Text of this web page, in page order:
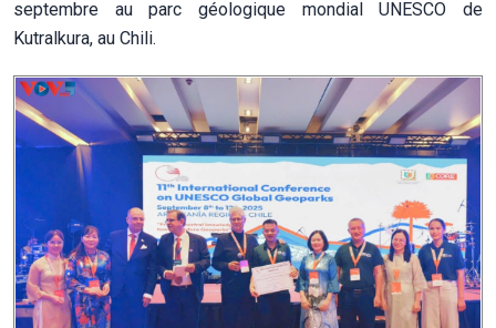
septembre au parc géologique mondial UNESCO de
Kutralkura, au Chili.